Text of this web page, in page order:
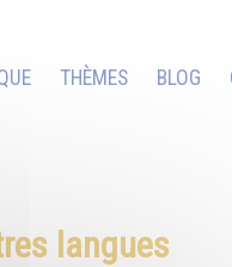
THÈMES BLOG
langues